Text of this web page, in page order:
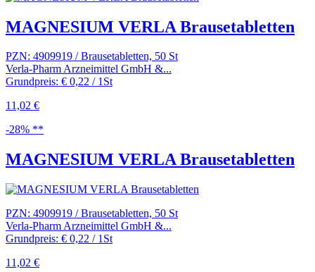
MAGNESIUM VERLA Brausetabletten
PZN: 4909919 / Brausetabletten, 50 St
Verla-Pharm Arzneimittel GmbH &...
Grundpreis: € 0,22 / 1St
11,02 €
-28% **
MAGNESIUM VERLA Brausetabletten
PZN: 4909919 / Brausetabletten, 50 St
Verla-Pharm Arzneimittel GmbH &...
Grundpreis: € 0,22 / 1St
11,02 €